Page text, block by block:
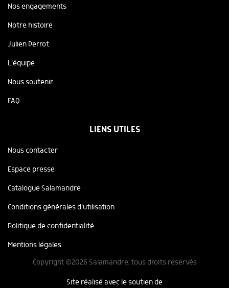
Nos engagements
Notre histoire
Julien Perrot
L'équipe
Nous soutenir
FAQ
LIENS UTILES
Nous contacter
Espace presse
Catalogue Salamandre
Conditions générales d'utilisation
Politique de confidentialité
Mentions légales
Copyright ©2026 Salamandre, tous droits réservés
Site réalisé avec le soutien de